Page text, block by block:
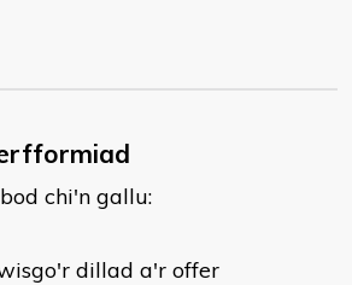
chi'n gallu:
dillad a'r offer